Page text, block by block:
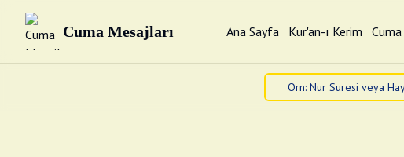
Cuma Mesajları Ana Sayfa Kur'an-ı Kerim